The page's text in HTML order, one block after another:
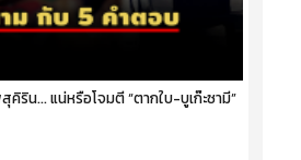
ริน... แน่หรือโจมตี “ตากใบ-บูเก๊ะซามี”